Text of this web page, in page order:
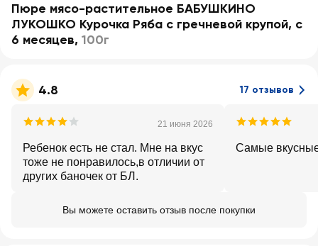
Пюре мясо-растительное БАБУШКИНО
ЛУКОШКО Курочка Ряба с гречневой крупой, с
6 месяцев, 100г
4.8 17 отзывов
21 июня 2026
Ребенок есть не стал. Мне на вкус
тоже не понравилось,в отличии от
других баночек от БЛ.
Самые
Вы можете оставить отзыв после покупки